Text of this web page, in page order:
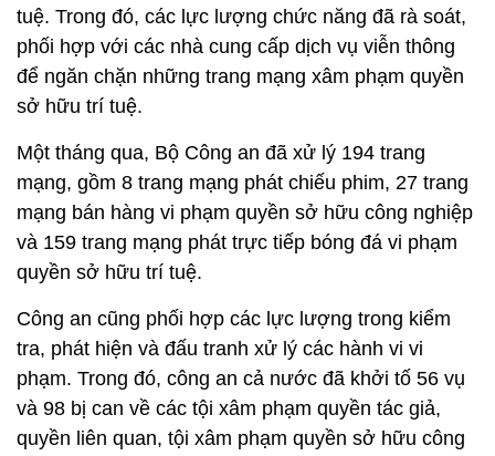
tuệ. Trong đó, các lực lượng chức năng đã rà soát,
phối hợp với các nhà cung cấp dịch vụ viễn thông
để ngăn chặn những trang mạng xâm phạm quyền
sở hữu trí tuệ.
Một tháng qua, Bộ Công an đã xử lý 194 trang
mạng, gồm 8 trang mạng phát chiếu phim, 27 trang
mạng bán hàng vi phạm quyền sở hữu công nghiệp
và 159 trang mạng phát trực tiếp bóng đá vi phạm
quyền sở hữu trí tuệ.
Công an cũng phối hợp các lực lượng trong kiểm
tra, phát hiện và đấu tranh xử lý các hành vi vi
phạm. Trong đó, công an cả nước đã khởi tố 56 vụ
và 98 bị can về các tội xâm phạm quyền tác giả,
quyền liên quan, tội xâm phạm quyền sở hữu công